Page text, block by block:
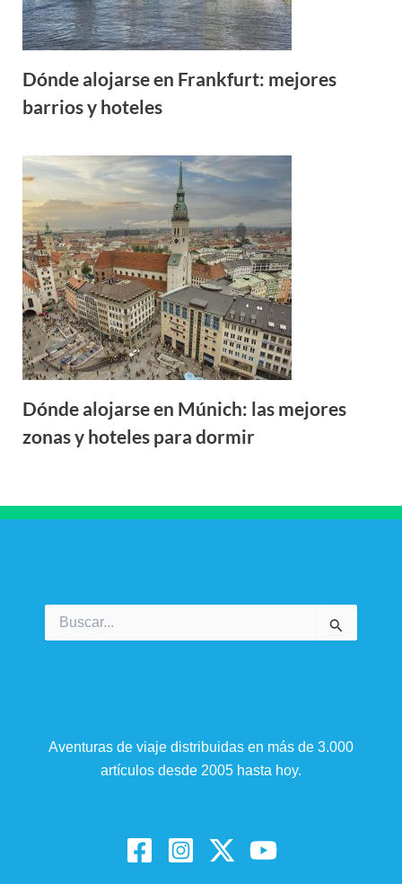
Dónde alojarse en Frankfurt: mejores
barrios y hoteles
Dónde alojarse en Múnich: las mejores
zonas y hoteles para dormir
por:
Aventuras de viaje distribuidas en más de 3.000
artículos desde 2005 hasta hoy.